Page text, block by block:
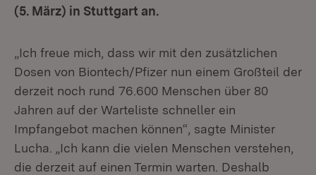
(5. März) in Stuttgart an.
„Ich freue mich, dass wir mit den zusätzlichen
Dosen von Biontech/Pfizer nun einem Großteil der
derzeit noch rund 76.600 Menschen über 80
Jahren auf der Warteliste schneller ein
Impfangebot machen können“, sagte Minister
Lucha. „Ich kann die vielen Menschen verstehen,
die derzeit auf einen Termin warten. Deshalb